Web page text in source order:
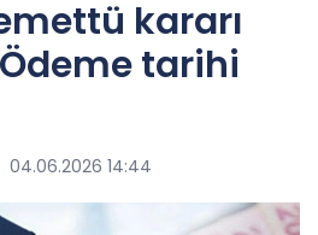
kararı
tarihi
04.06.2026 14:44